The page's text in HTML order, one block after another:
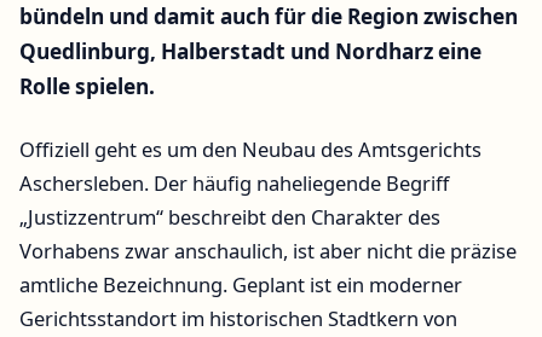
bündeln und damit auch für die Region zwischen
Quedlinburg, Halberstadt und Nordharz eine
Rolle spielen.
Offiziell geht es um den Neubau des Amtsgerichts
Aschersleben. Der häufig naheliegende Begriff
„Justizzentrum“ beschreibt den Charakter des
Vorhabens zwar anschaulich, ist aber nicht die präzise
amtliche Bezeichnung. Geplant ist ein moderner
Gerichtsstandort im historischen Stadtkern von